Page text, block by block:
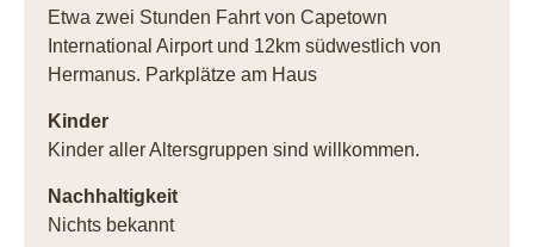
Etwa zwei Stunden Fahrt von Capetown
International Airport und 12km südwestlich von
Hermanus. Parkplätze am Haus
Kinder
Kinder aller Altersgruppen sind willkommen.
Nachhaltigkeit
Nichts bekannt